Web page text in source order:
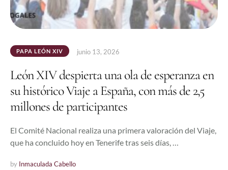
PAPA LEÓN XIV junio 13, 2026
León XIV despierta una ola de esperanza en
su histórico Viaje a España, con más de 2,5
millones de participantes
El Comité Nacional realiza una primera valoración del Viaje,
que ha concluido hoy en Tenerife tras seis días, …
by Inmaculada Cabello